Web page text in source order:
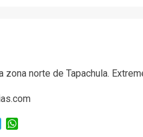
zona norte de Tapachula.
Telegram